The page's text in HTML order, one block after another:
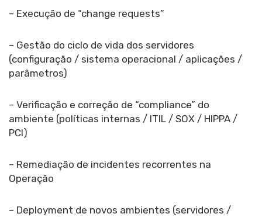
– Execução de “change requests”
– Gestão do ciclo de vida dos servidores
(configuração / sistema operacional / aplicações /
parâmetros)
– Verificação e correção de “compliance” do
ambiente (políticas internas / ITIL / SOX / HIPPA /
PCI)
– Remediação de incidentes recorrentes na
Operação
– Deployment de novos ambientes (servidores /